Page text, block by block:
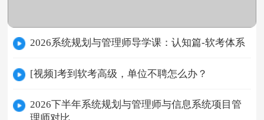
2026系统规划与管理师导学课：认知篇-软考体系
[视频]考到软考高级，单位不聘怎么办？
2026下半年系统规划与管理师与信息系统项目管